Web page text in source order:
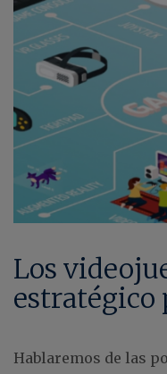
Los
estratégico
Hablaremos de las